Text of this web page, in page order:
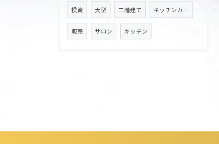
投資 大型 二階建て キッチンカー
販売 サロン キッチン